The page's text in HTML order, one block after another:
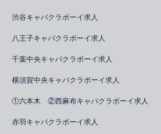
渋谷キャバクラボーイ求人
八王子キャバクラボーイ求人
千葉中央キャバクラボーイ求人
横須賀中央キャバクラボーイ求人
①六本木 ②西麻布キャバクラボーイ求人
赤羽キャバクラボーイ求人